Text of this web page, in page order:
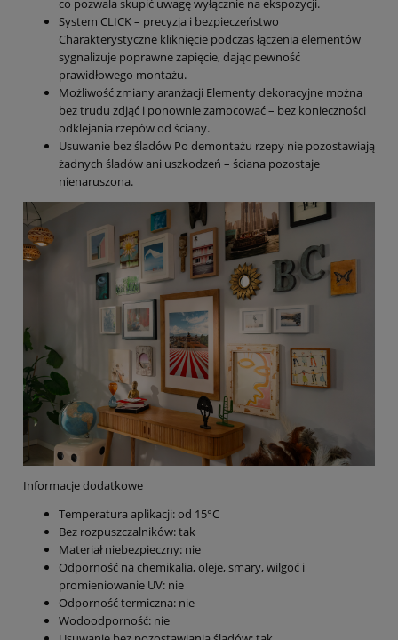
co pozwala skupić uwagę wyłącznie na ekspozycji.
System CLICK – precyzja i bezpieczeństwo
Charakterystyczne kliknięcie podczas łączenia elementów
sygnalizuje poprawne zapięcie, dając pewność
prawidłowego montażu.
Możliwość zmiany aranżacji Elementy dekoracyjne można
bez trudu zdjąć i ponownie zamocować – bez konieczności
odklejania rzepów od ściany.
Usuwanie bez śladów Po demontażu rzepy nie pozostawiają
żadnych śladów ani uszkodzeń – ściana pozostaje
nienaruszona.
Informacje dodatkowe
Temperatura aplikacji: od 15°C
Bez rozpuszczalników: tak
Materiał niebezpieczny: nie
Odporność na chemikalia, oleje, smary, wilgoć i
promieniowanie UV: nie
Odporność termiczna: nie
Wodoodporność: nie